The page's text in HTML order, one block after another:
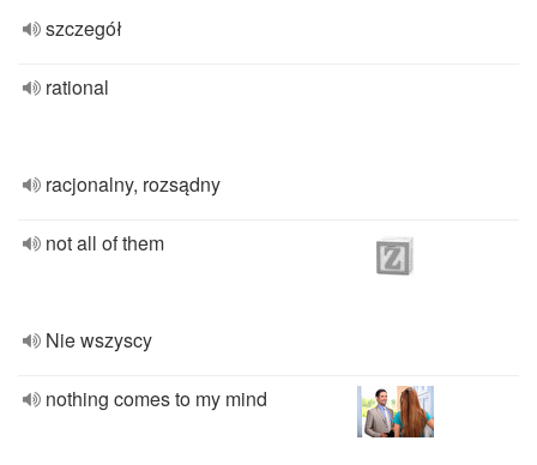
szczegół
rational
racjonalny, rozsądny
not all of them
Nie wszyscy
nothing comes to my mind